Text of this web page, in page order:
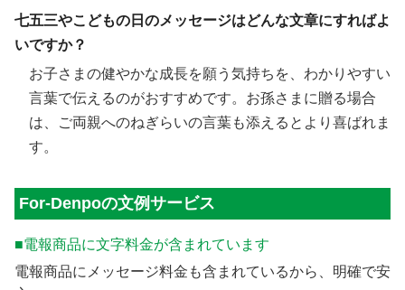
七五三やこどもの日のメッセージはどんな文章にすればよ
いですか？
お子さまの健やかな成長を願う気持ちを、わかりやすい
言葉で伝えるのがおすすめです。お孫さまに贈る場合
は、ご両親へのねぎらいの言葉も添えるとより喜ばれま
す。
For-Denpoの文例サービス
■電報商品に文字料金が含まれています
電報商品にメッセージ料金も含まれているから、明確で安